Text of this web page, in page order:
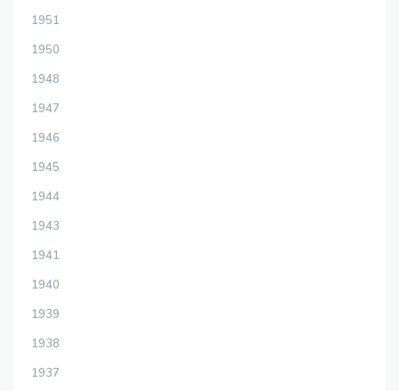
1951
1950
1948
1947
1946
1945
1944
1943
1941
1940
1939
1938
1937